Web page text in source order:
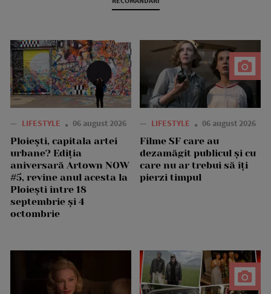
— LIFESTYLE 06 august 2026
Ploiești, capitala artei
urbane? Ediția
aniversară Artown NOW
#5, revine anul acesta la
Ploiești între 18
septembrie și 4
octombrie
— LIFESTYLE 06 august 2026
Filme SF care au
dezamăgit publicul și cu
care nu ar trebui să îți
pierzi timpul